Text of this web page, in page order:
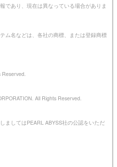
であり、現在は異なっている場合がありま
ム名などは、各社の商標、または登録商標
All Rights Reserved.
ましてはPEARL ABYSS社の公認をいただ